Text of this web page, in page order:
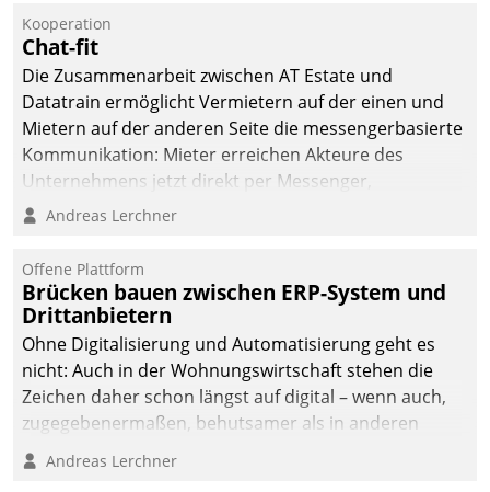
Jahresbeginn eine
Überblick, Einsicht und
Eingriff bietende Lösung.
Zur Entwicklung setzte
man auf
Cloudtechnologie,
bewährte und Startup-
agile Projektmethoden.
Kooperation
Chat-fit
Die Zusammenarbeit zwischen AT Estate und
Datatrain ermöglicht Vermietern auf der einen und
Mietern auf der anderen Seite die messengerbasierte
Kommunikation: Mieter erreichen Akteure des
Unternehmens jetzt direkt per Messenger,
Mitarbeiter oder Dienstleister empfangen oder
Andreas Lerchner
Offene Plattform
Brücken bauen zwischen ERP-System und
Drittanbietern
Ohne Digitalisierung und Automatisierung geht es
nicht: Auch in der Wohnungswirtschaft stehen die
Zeichen daher schon längst auf digital – wenn auch,
zugegebenermaßen, behutsamer als in anderen
Branchen.
Andreas Lerchner